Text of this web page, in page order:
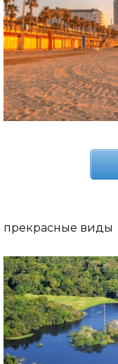
прекрасные виды